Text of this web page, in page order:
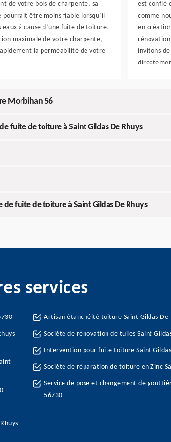
de votre bois de charpente, sa
pourrait être moins fiable lorsqu’il
à cause d’une fuite de toiture.
maximale de votre charpente,
la perméabilité de votre
est confié
comme
en
invitons
Morbihan 56
fuite de toiture à Saint Gildas De Rhuys
fuite de toiture à Saint Gildas De Rhuys
services
Artisan étanchéité toiture Saint Gildas De
Société de rénovation de tuiles Saint
Intervention pour fuite toiture Saint Gildas
Société de réparation de toiture en Zinc
Service de pose et changement de
56730